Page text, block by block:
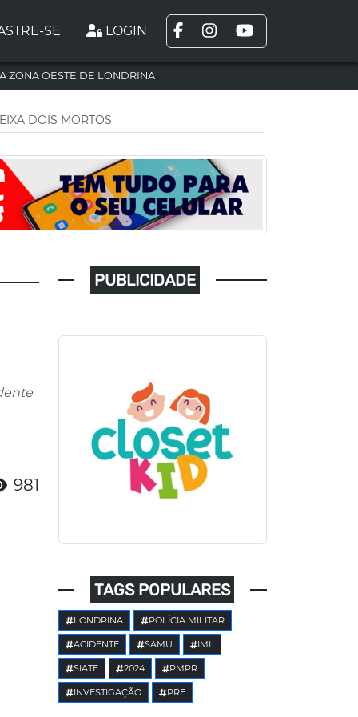
SE LOGIN
ZONA OESTE DE LONDRINA
DOIS MORTOS
981
PUBLICIDADE
TAGS POPULARES
LONDRINA POLÍCIA MILITAR
ACIDENTE SAMU IML
SIATE 2024 PMPR
INVESTIGAÇÃO PRE